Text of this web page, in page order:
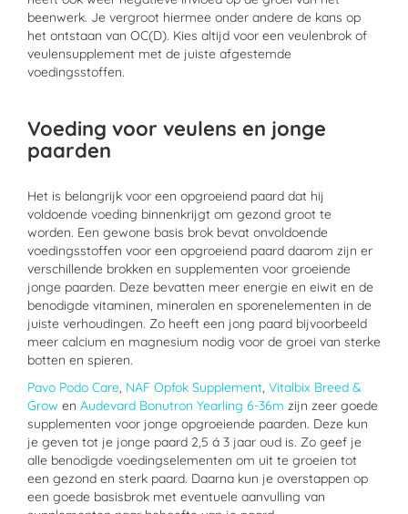
beenwerk. Je vergroot hiermee onder andere de kans op
het ontstaan van OC(D). Kies altijd voor een veulenbrok of
veulensupplement met de juiste afgestemde
voedingsstoffen.
Voeding voor veulens en jonge
paarden
Het is belangrijk voor een opgroeiend paard dat hij
voldoende voeding binnenkrijgt om gezond groot te
worden. Een gewone basis brok bevat onvoldoende
voedingsstoffen voor een opgroeiend paard daarom zijn er
verschillende brokken en supplementen voor groeiende
jonge paarden. Deze bevatten meer energie en eiwit en de
benodigde vitaminen, mineralen en sporenelementen in de
juiste verhoudingen. Zo heeft een jong paard bijvoorbeeld
meer calcium en magnesium nodig voor de groei van sterke
botten en spieren.
Pavo Podo Care, NAF Opfok Supplement, Vitalbix Breed &
Grow en Audevard Bonutron Yearling 6-36m zijn zeer goede
supplementen voor jonge opgroeiende paarden. Deze kun
je geven tot je jonge paard 2,5 á 3 jaar oud is. Zo geef je
alle benodigde voedingselementen om uit te groeien tot
een gezond en sterk paard. Daarna kun je overstappen op
een goede basisbrok met eventuele aanvulling van